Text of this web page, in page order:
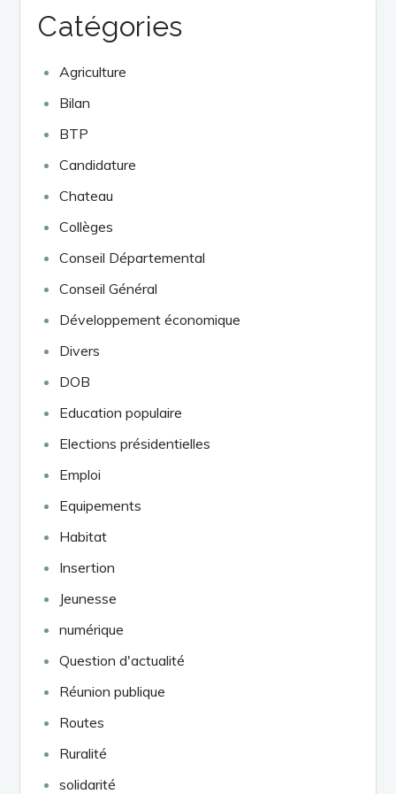
Catégories
Agriculture
Bilan
BTP
Candidature
Chateau
Collèges
Conseil Départemental
Conseil Général
Développement économique
Divers
DOB
Education populaire
Elections présidentielles
Emploi
Equipements
Habitat
Insertion
Jeunesse
numérique
Question d'actualité
Réunion publique
Routes
Ruralité
solidarité